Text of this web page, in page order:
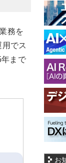
務を
でス
まで
お